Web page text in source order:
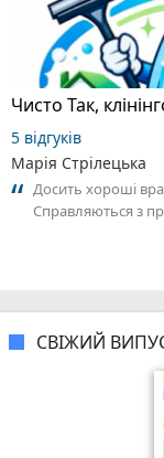
Чисто Так,
5 відгуків
Марія Стрілецька
Досить хороші
Справляються з
СВІЖИЙ